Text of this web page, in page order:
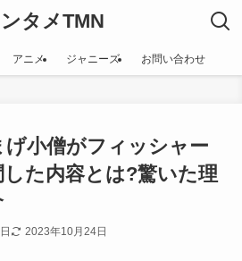
タメTMN
アニメ ジャニーズ お問い合わせ
げ小僧がフィッシャー
た内容とは?驚いた理
2023年10月24日